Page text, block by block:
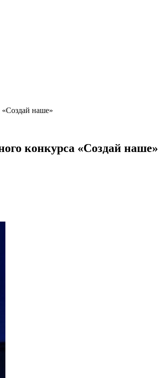
«Создай наше»
конкурса «Создай наше»